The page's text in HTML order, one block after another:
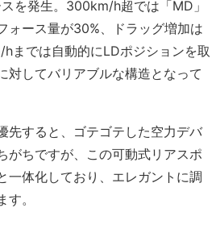
を発生。300km/h超では「MD」
ォース量が30%、ドラッグ増加は
までは自動的にLDポジションを取
対してバリアブルな構造となって
先すると、ゴテゴテした空力デバ
がちですが、この可動式リアスポ
一体化しており、エレガントに調
。